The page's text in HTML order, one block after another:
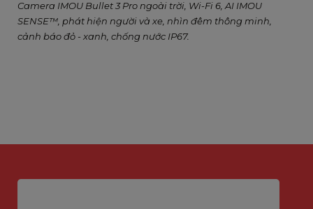
linh hoạt, chất lượng hình ảnh cao cùng độ bền
vượt trội, sản phẩm mang đến sự an tâm tối đa
trong mọi điều kiện môi trường.
Camera IMOU Bullet 3 Pro ngoài trời, Wi-Fi 6, AI IMOU
SENSE™, phát hiện người và xe, nhìn đêm thông minh,
cảnh báo đỏ - xanh, chống nước IP67.